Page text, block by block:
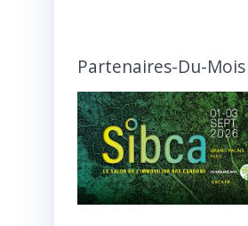
et
Partenaires-Du-Mois